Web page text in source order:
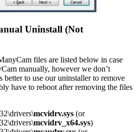
Uninstall (Not
files are listed below in case
manually, however we don’t
better to use our uninstaller to remove
have to reboot after removing the files
mcvidrv.sys (or
mcvidrv_x64.sys)